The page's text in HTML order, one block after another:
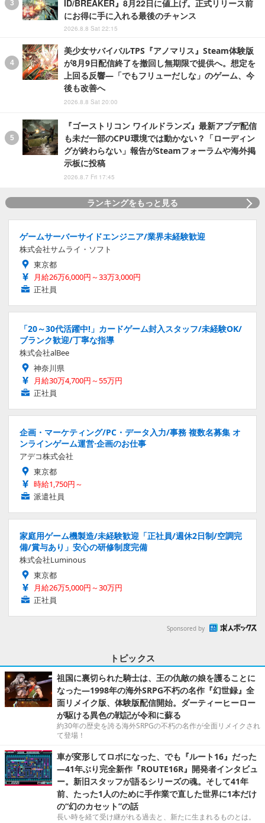
ID/BREAKER』8月22日に値上げ。正式リリース前
にお得に手に入れる最後のチャンス
2026.8.8 Sat 22:15
美少女サバイバルTPS『アノマリス』Steam体験版
が8月9日配信終了を撤回し無期限で提供へ。想定を
上回る反響―「でもフリューだしな」のゲーム、今
後も改善へ
2026.8.8 Sat 20:00
『ゴーストリコン ワイルドランズ』最新アプデ配信
も未だ一部のCPU環境では動かない？「ローディン
グが終わらない」報告がSteamフォーラムや海外掲
示板に投稿
2026.8.7 Fri 17:45
ランキングをもっと見る
ゲームサーバーサイドエンジニア/業界未経験歓迎
株式会社サムライ・ソフト
東京都
月給26万6,000円～33万3,000円
正社員
「20～30代活躍中!」カードゲーム封入スタッフ/未経験OK/
ブランク歓迎/丁寧な指導
株式会社alBee
神奈川県
月給30万4,700円～55万円
正社員
企画・マーケティング/PC・データ入力/事務 複数名募集 オ
ンラインゲーム運営·企画のお仕事
アデコ株式会社
東京都
時給1,750円～
派遣社員
家庭用ゲーム機製造/未経験歓迎「正社員/週休2日制/空調完
備/賞与あり」安心の研修制度完備
株式会社Luminous
東京都
月給26万5,000円～30万円
正社員
Sponsored by
トピックス
祖国に裏切られた騎士は、王の仇敵の娘を護ることに
なった―1998年の海外SRPG不朽の名作『幻世録』全
面リメイク版、体験版配信開始。ダーティーヒーロー
が駆ける異色の戦記が令和に蘇る
約30年の歴史を誇る海外SRPGの不朽の名作が全面リメイクされ
て登場！
車が変形してロボになった、でも『ルート16』だった
―41年ぶり完全新作『ROUTE16R』開発者インタビュ
ー。新旧スタッフが語るシリーズの魂。そして41年
前、たった1人のために手作業で直した世界に1本だけ
の“幻のカセット”の話
長い時を経て受け継がれる過去と、新たに生まれるものとは。